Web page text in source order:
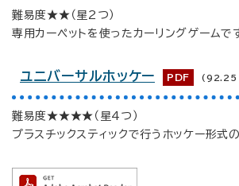
難易度★★（星2つ）
専用カーペットを使ったカーリングゲームです
ユニバーサルホッケー PDF (92.25
難易度★★★★（星4つ）
プラスチックスティックで行うホッケー形式